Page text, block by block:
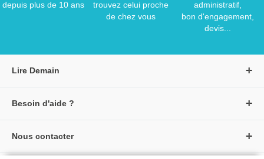
depuis plus de 10 ans
trouvez celui proche
de chez vous
administratif,
bon d'engagement,
devis...
Lire Demain
Créer un compte
Besoin d'aide ?
Nous contacter